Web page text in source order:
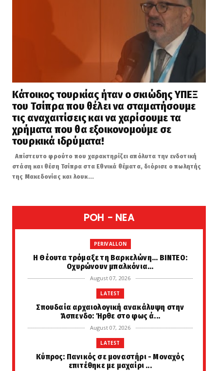
Κάτοικος τουρκίας ήταν ο σκιώδης ΥΠΕΞ
του Τσίπρα που θέλει να σταματήσουμε
τις αναχαιτίσεις και να χαρίσουμε τα
χρήματα που θα εξοικονομούμε σε
τουρκικά ιδρύματα!
Απίστευτο φρούτο που χαρακτηρίζει απόλυτα την ενδοτική
στάση και θέση Τσίπρα στα Εθνικά θέματα, διόρισε ο πωλητής
της Μακεδονίας και λουκ...
POH - NEA
PERIVALLON
H Θέουτα τρόμαξε τη Βαρκελώνη... ΒΙΝΤΕΟ:
Οχυρώνουν μπαλκόνια...
August 07, 2026
LATEST
Σπουδαία αρχαιολογική ανακάλυψη στην
Άσπενδο: Ήρθε στο φως ά...
August 07, 2026
LATEST
Κύπρος: Πανικός σε μοναστήρι - Μοναχός
επιτέθηκε με μαχαίρι ...